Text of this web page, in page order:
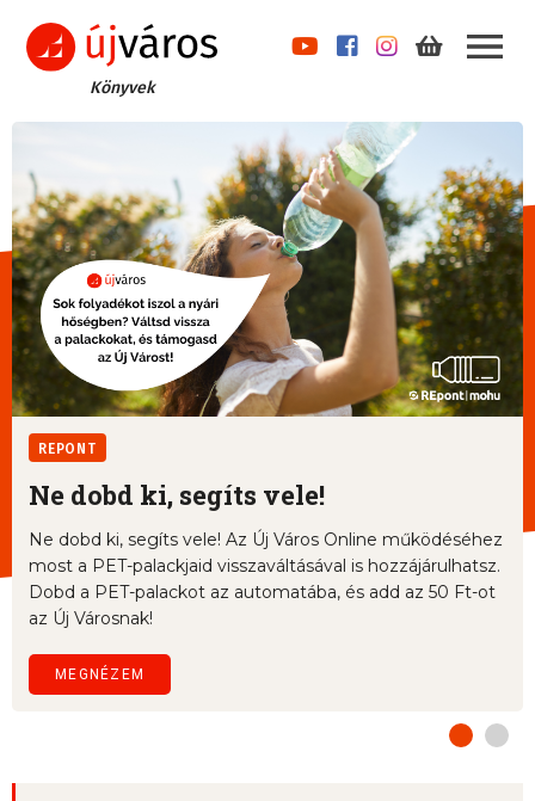
Könyvek
REPONT
Ne dobd ki, segíts vele!
Ne dobd ki, segíts vele! Az Új Város Online működéséhez
most a PET-palackjaid visszaváltásával is hozzájárulhatsz.
Dobd a PET-palackot az automatába, és add az 50 Ft-ot
az Új Városnak!
MEGNÉZEM